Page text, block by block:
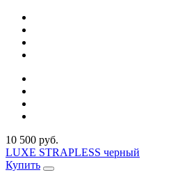
10 500 руб.
LUXE STRAPLESS черный
Купить